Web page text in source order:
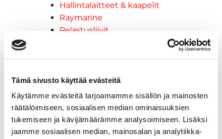
Tämä sivusto käyttää evästeitä
Käytämme evästeitä tarjoamamme sisällön ja mainosten
räätälöimiseen, sosiaalisen median ominaisuuksien
tukemiseen ja kävijämäärämme analysoimiseen. Lisäksi
jaamme sosiaalisen median, mainosalan ja analytiikka-
Hallintalaitteet & kaapelit
Raymarine
Pelastusliivit
Yamaha varaosat & tarvikkeet
Jakohihnat
Sytytystulpat
Jääkaapit
Yamarin venevarusteet